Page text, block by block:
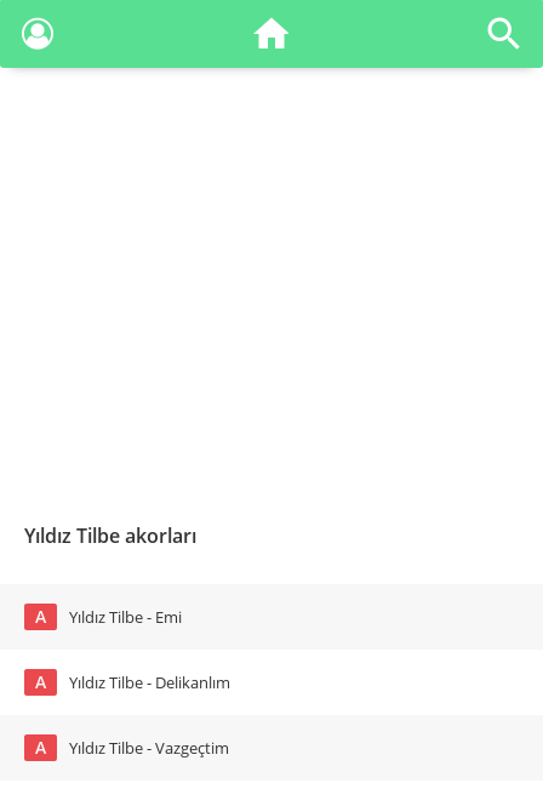
Yıldız Tilbe akorları
A Yıldız Tilbe - Emi
A Yıldız Tilbe - Delikanlım
A Yıldız Tilbe - Vazgeçtim